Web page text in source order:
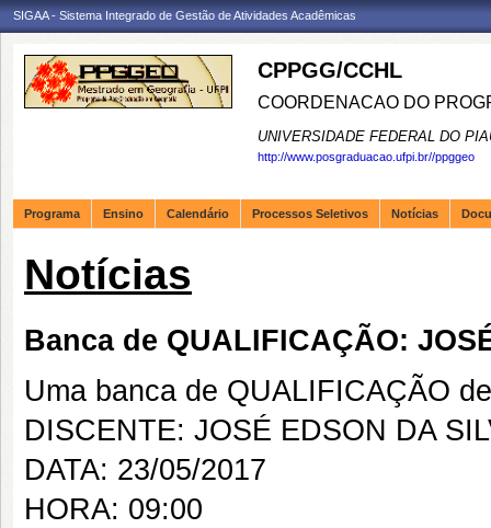
SIGAA - Sistema Integrado de Gestão de Atividades Acadêmicas
CPPGG/CCHL
COORDENACAO DO
UNIVERSIDADE FEDERAL DO
http://www.posgraduacao.ufpi.br//ppggeo
Programa Ensino Calendário Processos Seletivos Notícias
Notícias
Banca de QUALIFICAÇÃO:
Uma banca de QUALIFICAÇÃO
DISCENTE: JOSÉ EDSON DA
DATA: 23/05/2017
HORA: 09:00